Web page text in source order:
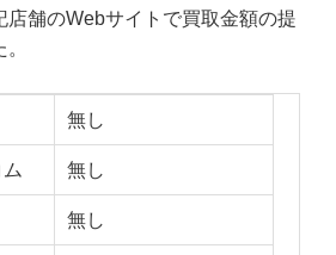
店舗のWebサイトで買取金額の提
無し
無し
無し